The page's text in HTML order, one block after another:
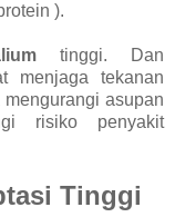
).
tinggi. Dan
menjaga tekanan
asupan
risiko penyakit
Tinggi